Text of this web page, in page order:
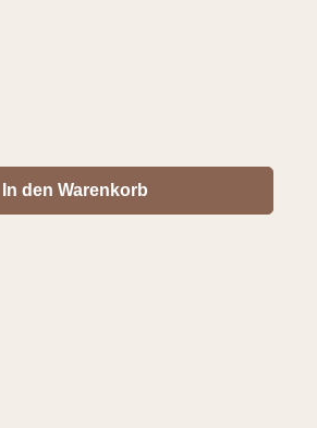
ein oder benutze die Schaltflächen um
In den Warenkorb